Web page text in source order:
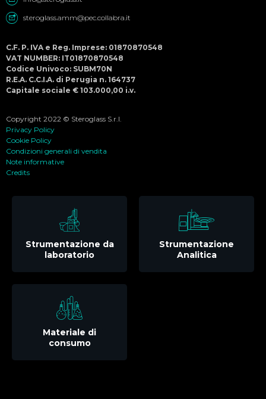
steroglass.amm@pec.collabra.it
C.F. P. IVA e Reg. Imprese: 01870870548
VAT NUMBER: IT01870870548
Codice Univoco: SUBM70N
R.E.A. C.C.I.A. di Perugia n. 164737
Capitale sociale € 103.000,00 i.v.
Copyright 2022 © Steroglass S.r.l.
Privacy Policy
Cookie Policy
Condizioni generali di vendita
Note informative
Credits
Strumentazione da
laboratorio
Strumentazione
Analitica
Materiale di
consumo